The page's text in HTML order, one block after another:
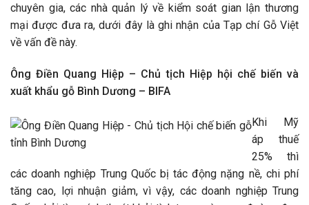
chuyên gia, các nhà quản lý về kiểm soát gian lận thương
mại được đưa ra, dưới đây là ghi nhận của Tạp chí Gỗ Việt
về vấn đề này.
Ông Điền Quang Hiệp – Chủ tịch Hiệp hội chế biến và
xuất khẩu gỗ Bình Dương – BIFA
Khi Mỹ
áp thuế
25% thì
các doanh nghiệp Trung Quốc bị tác động nặng nề, chi phí
tăng cao, lợi nhuận giảm, vì vậy, các doanh nghiệp Trung